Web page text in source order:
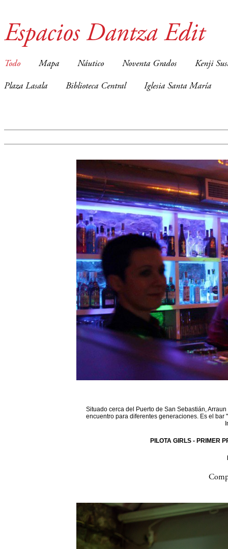
Espacios Dantza Edit
Todo Mapa Náutico Noventa Grados Kenji
Plaza Lasala Biblioteca Central Iglesia Santa María
Situado cerca del Puerto de San Sebastián,
encuentro para diferentes generaciones. Es el
PILOTA GIRLS - PRIMER